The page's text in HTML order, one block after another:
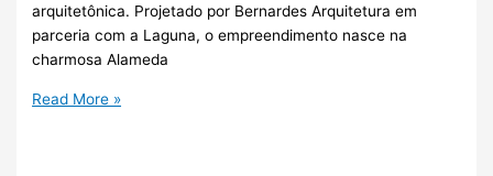
arquitetônica. Projetado por Bernardes Arquitetura em
parceria com a Laguna, o empreendimento nasce na
charmosa Alameda
Read More »